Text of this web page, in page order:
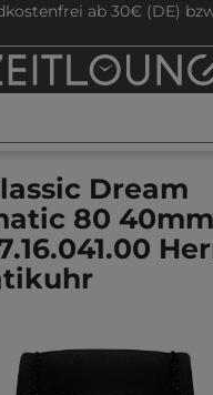
ab 30€ (DE)
Dream
80 40mm